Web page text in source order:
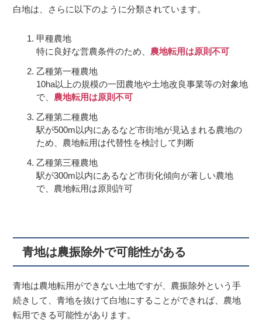
白地は、さらに以下のように分類されています。
甲種農地
特に良好な営農条件のため、 農地転用は原則不可
乙種第一種農地
10ha以上の規模の一団農地や土地改良事業等の対象地
で、 農地転用は原則不可
乙種第二種農地
駅が500m以内にあるなど市街地が見込まれる農地の
ため、農地転用は代替性を検討して判断
乙種第三種農地
駅が300m以内にあるなど市街化傾向が著しい農地
で、農地転用は原則許可
青地は農振除外で可能性がある
青地は農地転用ができない土地ですが、農振除外という手
続きして、青地を抜けて白地にすることができれば、農地
転用できる可能性があります。